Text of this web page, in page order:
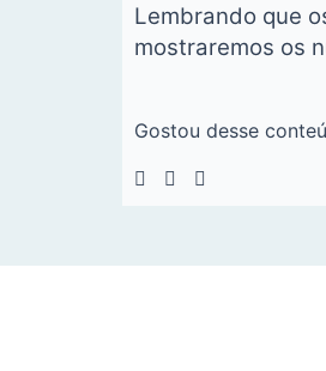
Lembrando que
mostraremos os
Gostou desse